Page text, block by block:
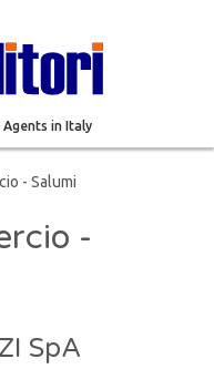
in Italy
-
SpA